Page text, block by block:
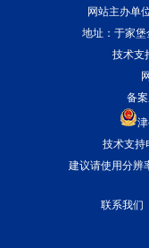
网站主办单
地址：于家
技术支
备
技术支持
建议请使用分辨
联系我们